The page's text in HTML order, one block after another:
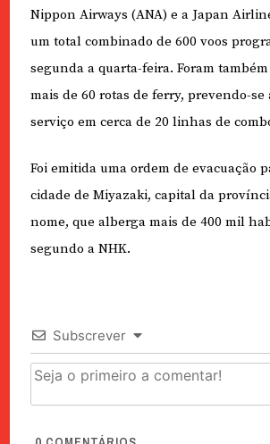
Nippon Airways (ANA) e a Japan
um total combinado de 600 voos
segunda a quarta-feira. Foram
mais de 60 rotas de ferry, prevendo-se
serviço em cerca de 20 linhas de
Foi emitida uma ordem de evacuação
cidade de Miyazaki, capital da
nome, que alberga mais de 400 mil
segundo a NHK.
Subscrever